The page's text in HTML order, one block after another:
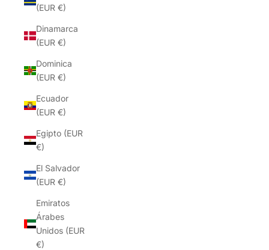
(EUR €)
Dinamarca
(EUR €)
Dominica
(EUR €)
Ecuador
(EUR €)
Egipto (EUR
€)
El Salvador
(EUR €)
Emiratos
Árabes
Unidos (EUR
€)